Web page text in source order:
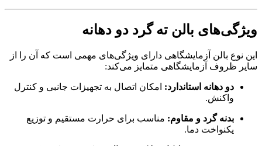
ویژگی‌های بالن ته گرد دو دهانه
این نوع بالن آزمایشگاهی دارای ویژگی‌های مهمی است که آن را از
سایر ظروف آزمایشگاهی متمایز می‌کند:
دو دهانه استاندارد: امکان اتصال به تجهیزات جانبی و کنترل
واکنش.
بدنه گرد و مقاوم: مناسب برای حرارت مستقیم و توزیع
یکنواخت دما.